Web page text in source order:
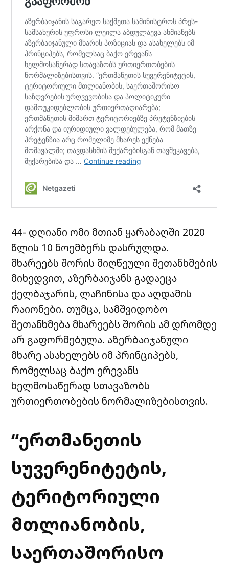
44- დღიანი ომი მთიან ყარაბაღში 2020
წლის 10 ნოემბერს დასრულდა.
მხარეებს შორის მიღწეული შეთანხმების
მიხედვით, აზერბაიჯანს გადაეცა
ქელბაჯარის, ლაჩინისა და აღდამის
რაიონები. თუმცა, სამშვიდობო
შეთანხმება მხარეებს შორის ამ დრომდე
არ გაფორმებულა. აზერბაიჯანული
მხარე ასახელებს იმ პრინციპებს,
რომელსაც ბაქო ერევანს
ხელმოსაწერად სთავაზობს
ურთიერთობების ნორმალიზებისთვის.
“ერთმანეთის
სუვერენიტეტის,
ტერიტორიული
მთლიანობის,
საერთაშორისო